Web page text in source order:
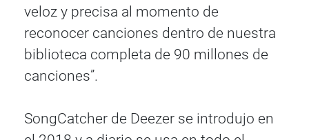
veloz y precisa al momento de
reconocer canciones dentro de nuestra
biblioteca completa de 90 millones de
canciones”.
SongCatcher de Deezer se introdujo en